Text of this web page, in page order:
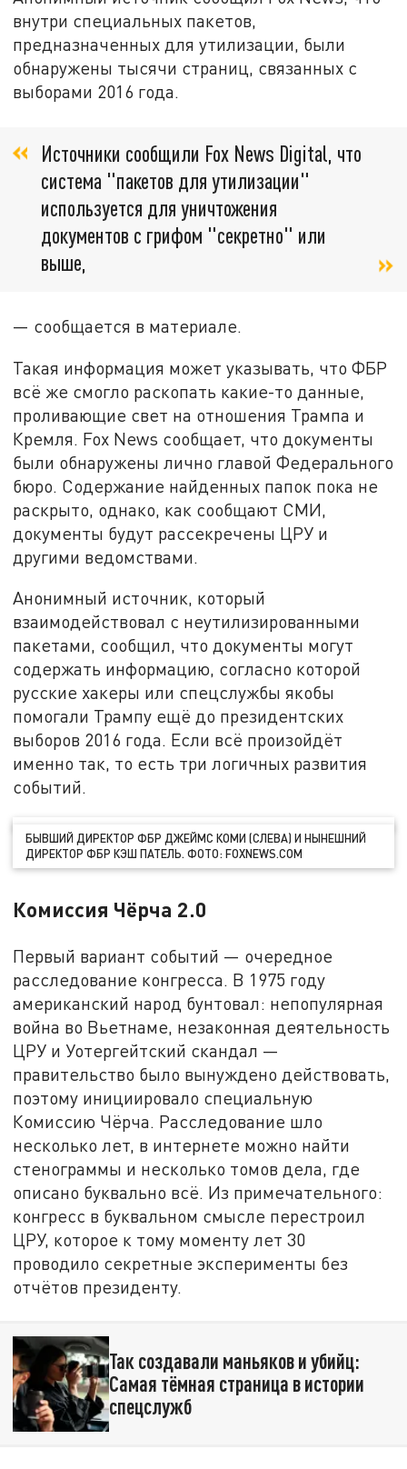
внутри специальных пакетов,
предназначенных для утилизации, были
обнаружены тысячи страниц, связанных с
выборами 2016 года.
Источники сообщили Fox News Digital, что
система "пакетов для утилизации"
используется для уничтожения
документов с грифом "секретно" или
выше,
— сообщается в материале.
Такая информация может указывать, что ФБР
всё же смогло раскопать какие-то данные,
проливающие свет на отношения Трампа и
Кремля. Fox News сообщает, что документы
были обнаружены лично главой Федерального
бюро. Содержание найденных папок пока не
раскрыто, однако, как сообщают СМИ,
документы будут рассекречены ЦРУ и
другими ведомствами.
Анонимный источник, который
взаимодействовал с неутилизированными
пакетами, сообщил, что документы могут
содержать информацию, согласно которой
русские хакеры или спецслужбы якобы
помогали Трампу ещё до президентских
выборов 2016 года. Если всё произойдёт
именно так, то есть три логичных развития
событий.
БЫВШИЙ ДИРЕКТОР ФБР ДЖЕЙМС КОМИ (СЛЕВА) И НЫНЕШНИЙ
ДИРЕКТОР ФБР КЭШ ПАТЕЛЬ. ФОТО: FOXNEWS.COM
Комиссия Чёрча 2.0
Первый вариант событий — очередное
расследование конгресса. В 1975 году
американский народ бунтовал: непопулярная
война во Вьетнаме, незаконная деятельность
ЦРУ и Уотергейтский скандал —
правительство было вынуждено действовать,
поэтому инициировало специальную
Комиссию Чёрча. Расследование шло
несколько лет, в интернете можно найти
стенограммы и несколько томов дела, где
описано буквально всё. Из примечательного:
конгресс в буквальном смысле перестроил
ЦРУ, которое к тому моменту лет 30
проводило секретные эксперименты без
отчётов президенту.
Так создавали маньяков и убийц:
Самая тёмная страница в истории
спецслужб